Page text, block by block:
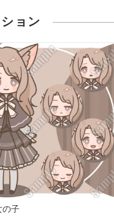
ョン
の子